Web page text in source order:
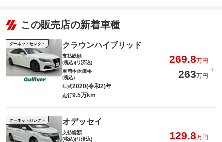
この販売店の新着車種
グーネットセレクト クラウンハイブリッド
支払総額
(税込)(リ済込)
269.8万円
車両本体価格
(税込)
263万円
年式2020(令和2)年
走行9.5万km
グーネットセレクト オデッセイ
支払総額
(税込)(リ済込)
129.8万円